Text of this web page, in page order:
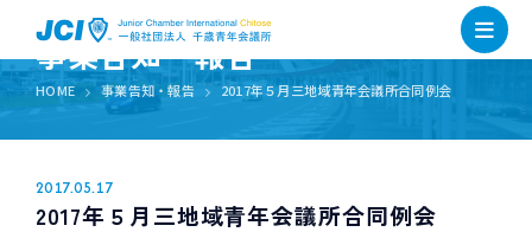
事業告知・報告
HOME 事業告知・報告 2017年５月三地域青年会議所合同例会
2017.05.17
2017年５月三地域青年会議所合同例会